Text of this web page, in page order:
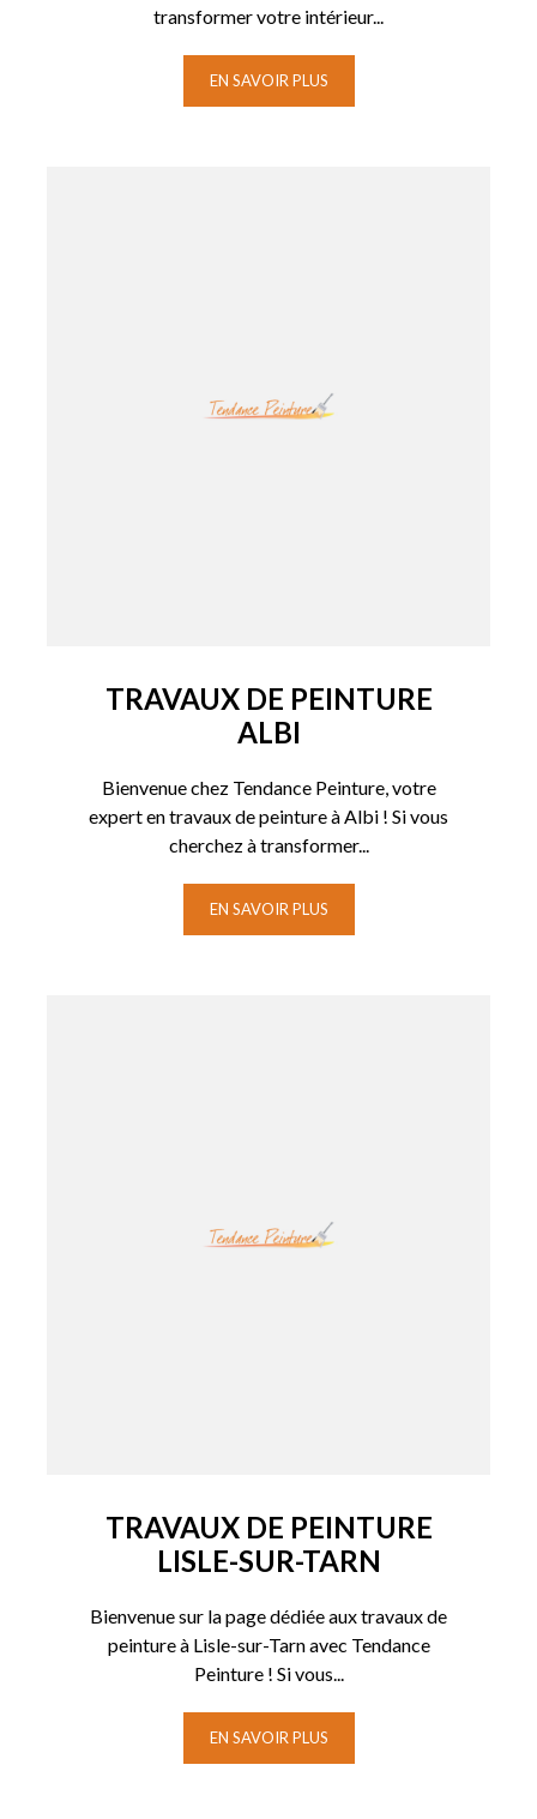
transformer votre intérieur...
EN SAVOIR PLUS
TRAVAUX DE PEINTURE
ALBI
Bienvenue chez Tendance Peinture, votre
expert en travaux de peinture à Albi ! Si vous
cherchez à transformer...
EN SAVOIR PLUS
TRAVAUX DE PEINTURE
LISLE-SUR-TARN
Bienvenue sur la page dédiée aux travaux de
peinture à Lisle-sur-Tarn avec Tendance
Peinture ! Si vous...
EN SAVOIR PLUS